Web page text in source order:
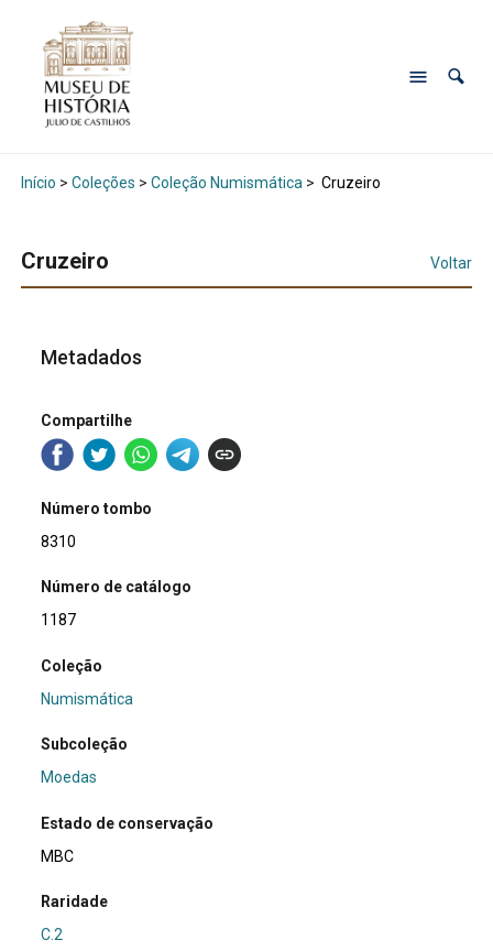
Início > Coleções > Coleção Numismática > Cruzeiro
Cruzeiro Voltar
Metadados
Compartilhe
Número tombo
8310
Número de catálogo
1187
Coleção
Numismática
Subcoleção
Moedas
Estado de conservação
MBC
Raridade
C.2